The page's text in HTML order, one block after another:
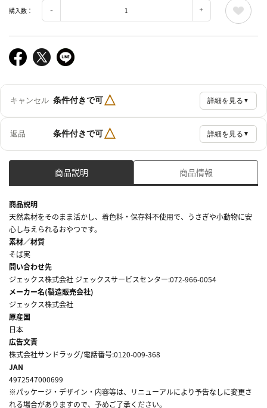
購入数：
キャンセル 条件付きで可△ 詳細を見る ▼
返品 条件付きで可△ 詳細を見る ▼
商品説明 商品情報
商品説明
天然素材をそのまま活かし、着色料・保存料不使用で、うさぎや小動物に安
心し与えられるおやつです。
素材／材質
そば実
問い合わせ先
ジェックス株式会社 ジェックスサービスセンター:072-966-0054
メーカー名(製造販売会社)
ジェックス株式会社
原産国
日本
広告文責
株式会社サンドラッグ/電話番号:0120-009-368
JAN
4972547000699
※パッケージ・デザイン・内容等は、リニューアルにより予告なしに変更さ
れる場合がありますので、予めご了承ください。